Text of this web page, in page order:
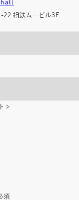
22 相鉄ムービル3F
＞
須